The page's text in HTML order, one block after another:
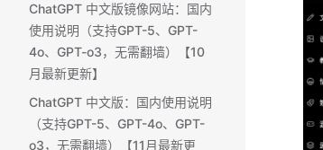
ChatGPT 中文版镜像网站：国内
使用说明（支持GPT-5、GPT-
4o、GPT-o3，无需翻墙）【10
月最新更新】
ChatGPT 中文版：国内使用说明
（支持GPT-5、GPT-4o、GPT-
o3，无需翻墙）【11月最新更